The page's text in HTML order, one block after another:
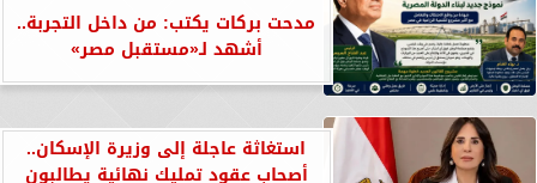
مدحت بركات يكتب: من داخل التجربة..
أشهد لـ«مستقبل مصر»
استغاثة عاجلة إلى وزيرة الإسكان..
أصحاب عقود تمليك نهائية يطالبون